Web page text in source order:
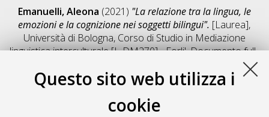
Questo sito web utilizza i
cookie
Emanuelli, Aleona (2021) "La relazione tra la lingua, le
emozioni e la cognizione nei soggetti bilingui". [Laurea],
Università di Bologna, Corso di Studio in Mediazione
linguistica interculturale [L-DM270] - Forli', Documento full-
Salva citazione
Condividi
Il full-text non è disponibile per scelta dell'autore. (